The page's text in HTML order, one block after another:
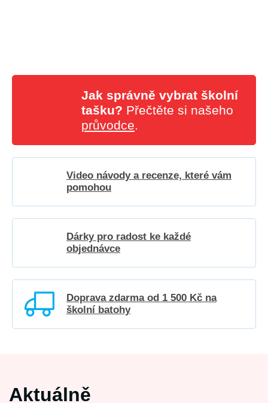
Jak správně vybrat školní
tašku? Přečtěte si našeho
průvodce.
Video návody a recenze, které vám
pomohou
Dárky pro radost ke každé
objednávce
Doprava zdarma od 1 500 Kč na
školní batohy
Aktuálně